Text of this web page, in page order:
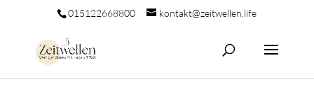
015122668800 kontakt@zeitwellen.life